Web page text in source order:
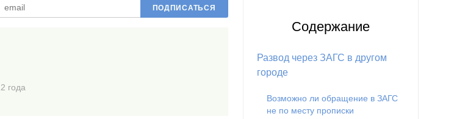
года
Содержание
Развод через ЗАГС в другом
городе
Возможно ли обращение в ЗАГС
не по месту прописки